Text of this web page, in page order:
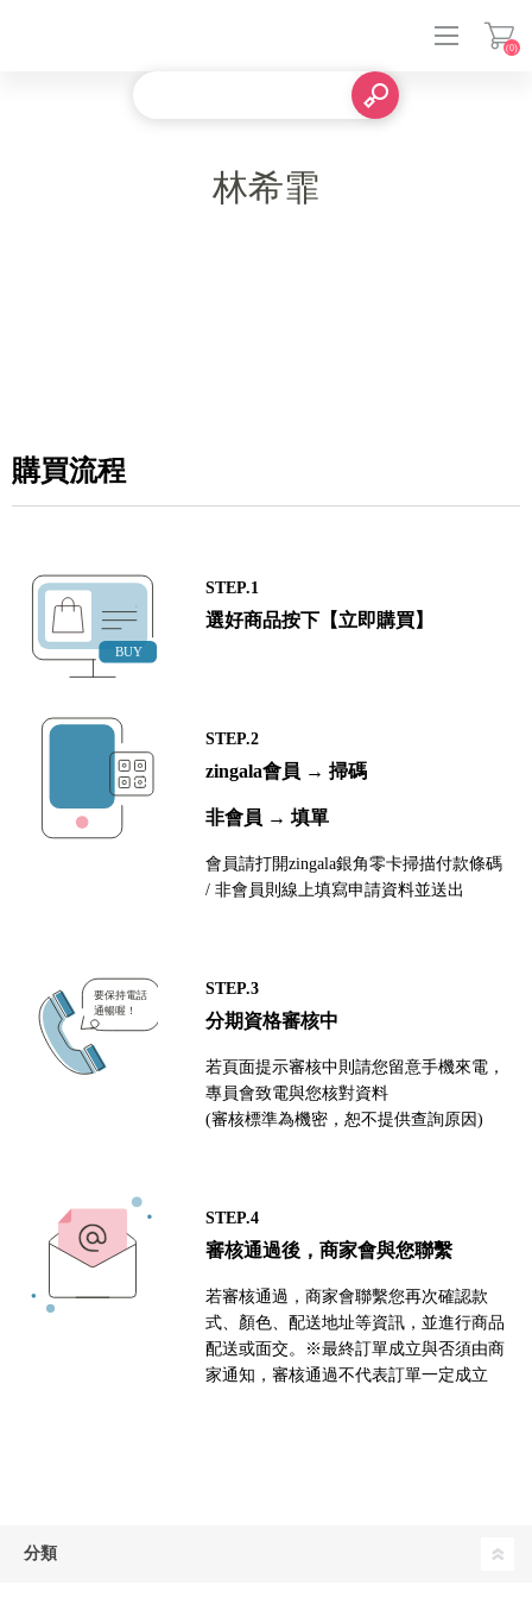
(0)
林希霏
購買流程
STEP.1
選好商品按下【立即購買】
STEP.2
zingala會員 → 掃碼
非會員 → 填單
會員請打開zingala銀角零卡掃描付款條碼
/ 非會員則線上填寫申請資料並送出
STEP.3
分期資格審核中
若頁面提示審核中則請您留意手機來電，
專員會致電與您核對資料
(審核標準為機密，恕不提供查詢原因)
STEP.4
審核通過後，商家會與您聯繫
若審核通過，商家會聯繫您再次確認款
式、顏色、配送地址等資訊，並進行商品
配送或面交。※最終訂單成立與否須由商
家通知，審核通過不代表訂單一定成立
分類